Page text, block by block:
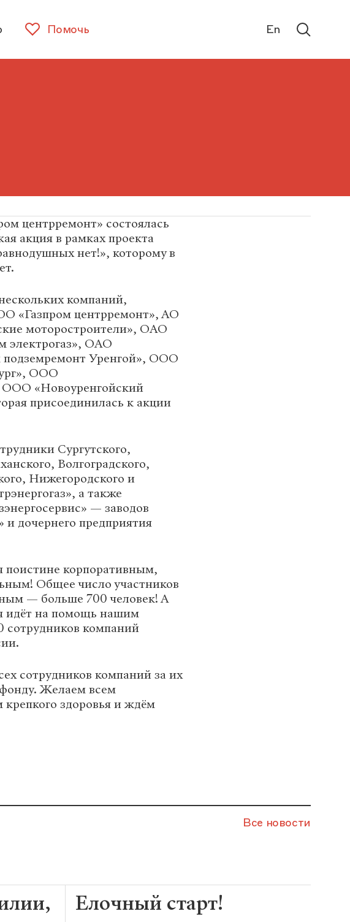
Помочь En
центрремонт» состоялась
акция в рамках проекта
нет!», которому в
компаний,
«Газпром центрремонт», АО
моторостроители», ОАО
электрогаз», ОАО
подземремонт Уренгой», ООО
ООО
ООО «Новоуренгойский
присоединилась к акции
Сургутского,
Волгоградского,
Нижегородского и
а также
— заводов
дочернего предприятия
поистине корпоративным,
Общее число участников
— больше 700 человек! А
идёт на помощь нашим
компаний
сотрудников компаний за их
Желаем всем
здоровья и ждём
Все новости
Елочный старт!